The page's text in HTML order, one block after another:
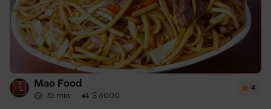
Mao Food
35 min · $ 6000
4